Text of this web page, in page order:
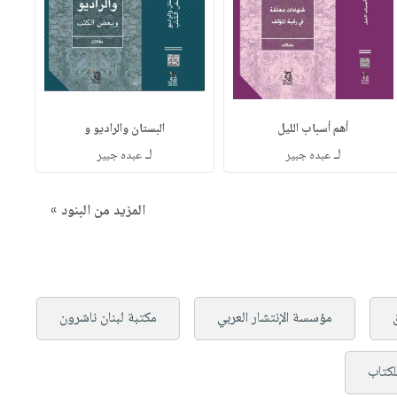
أهم أسباب الليل
لـعبده جبير
البستان والراديو و
لـعبده جبير
المزيد من البنود »
مؤسسة الإنتشار العربي مكتبة لبنان ناشرون